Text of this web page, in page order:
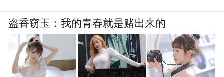
盗香窃玉：我的青春就是赌出来的